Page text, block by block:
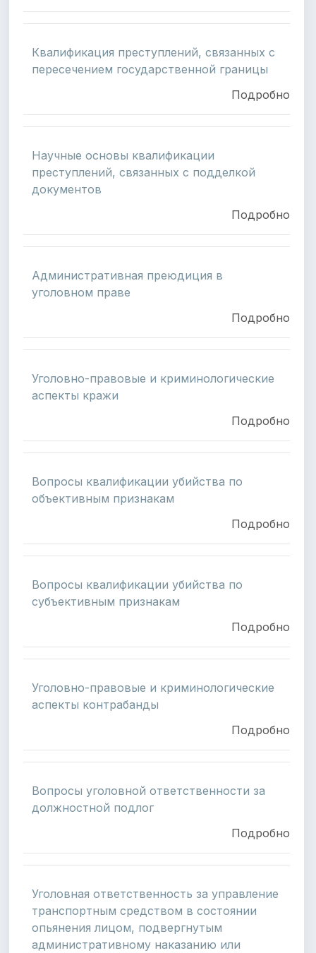
Квалификация преступлений, связанных с
пересечением государственной границы
Подробно
Научные основы квалификации
преступлений, связанных с подделкой
документов
Подробно
Административная преюдиция в
уголовном праве
Подробно
Уголовно-правовые и криминологические
аспекты кражи
Подробно
Вопросы квалификации убийства по
объективным признакам
Подробно
Вопросы квалификации убийства по
субъективным признакам
Подробно
Уголовно-правовые и криминологические
аспекты контрабанды
Подробно
Вопросы уголовной ответственности за
должностной подлог
Подробно
Уголовная ответственность за управление
транспортным средством в состоянии
опьянения лицом, подвергнутым
административному наказанию или